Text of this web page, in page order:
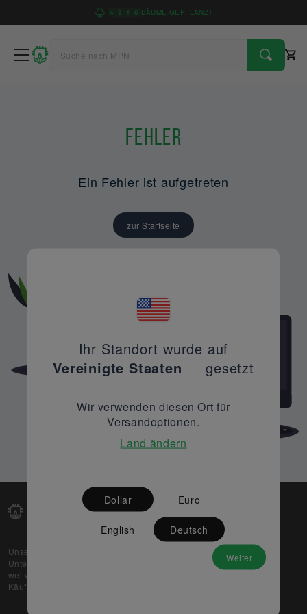
4 9 1 6 BÄUME GEPFLANZT
Fehler
Ein Fehler ist aufgetreten
zur Startseite
Unsere Web-Plattform unterstützt OEM- und EMS-
Unternehmen dabei, ihre überschüssigen Lagerbestände
weltweit zu verkaufen und gleichzeitig den potenziellen
Käufern beste Preise und Qualität zu bieten.
Partner
Ihr Standort wurde auf
Vereinigte Staaten
gesetzt
Wir verwenden diesen Ort für
Versandoptionen.
Land ändern
Dollar Euro
English Deutsch
Weiter